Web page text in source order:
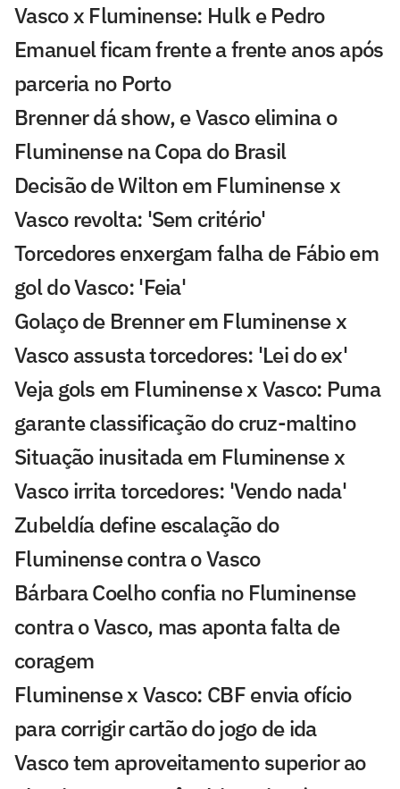
Vasco x Fluminense: Hulk e Pedro
Emanuel ficam frente a frente anos após
parceria no Porto
Brenner dá show, e Vasco elimina o
Fluminense na Copa do Brasil
Decisão de Wilton em Fluminense x
Vasco revolta: 'Sem critério'
Torcedores enxergam falha de Fábio em
gol do Vasco: 'Feia'
Golaço de Brenner em Fluminense x
Vasco assusta torcedores: 'Lei do ex'
Veja gols em Fluminense x Vasco: Puma
garante classificação do cruz-maltino
Situação inusitada em Fluminense x
Vasco irrita torcedores: 'Vendo nada'
Zubeldía define escalação do
Fluminense contra o Vasco
Bárbara Coelho confia no Fluminense
contra o Vasco, mas aponta falta de
coragem
Fluminense x Vasco: CBF envia ofício
para corrigir cartão do jogo de ida
Vasco tem aproveitamento superior ao